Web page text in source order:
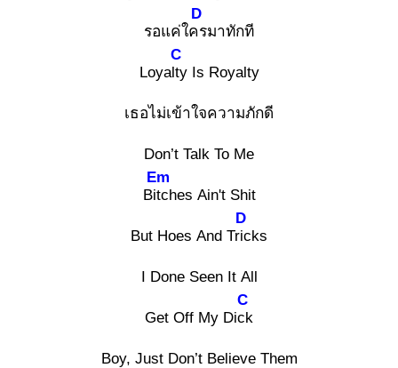
รอแค่ใคร
D
มาทักที
Loyalty
C
Is Royalty
เธอไม่เข้าใจความภักดี
Don’t Talk To Me
Bitc
Em
hes Ain't Shit
But Hoes And Tric
D
ks
I Done Seen It All
Get Off My Dick
C
Boy, Just Don’t Believe Them